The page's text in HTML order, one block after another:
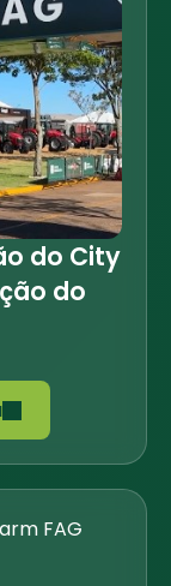
do City
do